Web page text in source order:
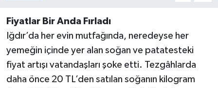
Fiyatlar Bir Anda Fırladı
Iğdır’da her evin mutfağında, neredeyse her
yemeğin içinde yer alan soğan ve patatesteki
fiyat artışı vatandaşları şoke etti. Tezgâhlarda
daha önce 20 TL’den satılan soğanın kilogram